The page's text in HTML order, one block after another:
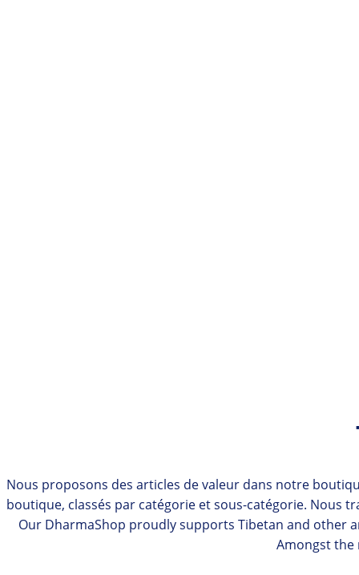
Nous proposons des articles de valeur dans notre
boutique, classés par catégorie et sous-catégorie. Nous
Our DharmaShop proudly supports Tibetan and other
Amongst the